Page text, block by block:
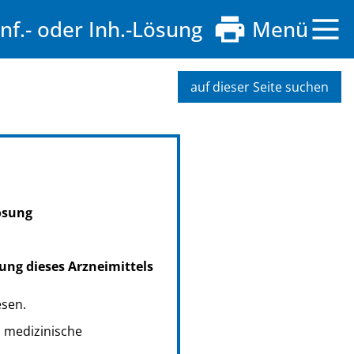
oder Inh.-Lösung Menü
auf dieser Seite suchen
dieses Arzneimittels
medizinische